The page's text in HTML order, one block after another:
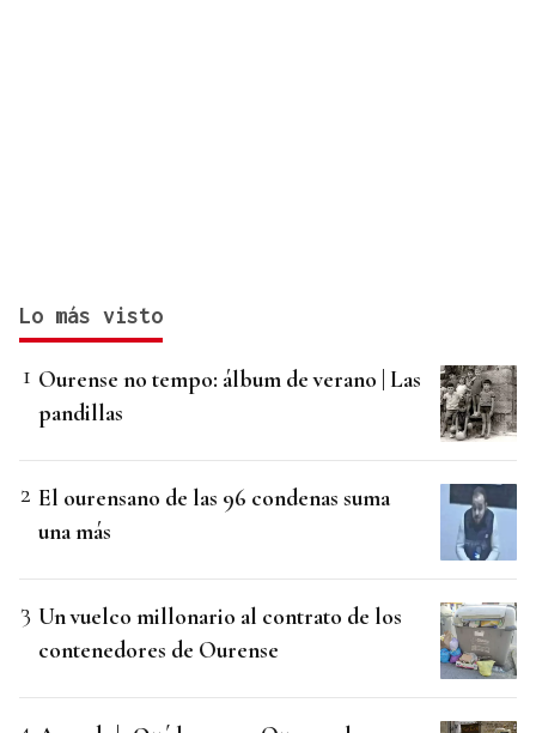
Lo más visto
Ourense no tempo: álbum de verano | Las
pandillas
El ourensano de las 96 condenas suma
una más
Un vuelco millonario al contrato de los
contenedores de Ourense